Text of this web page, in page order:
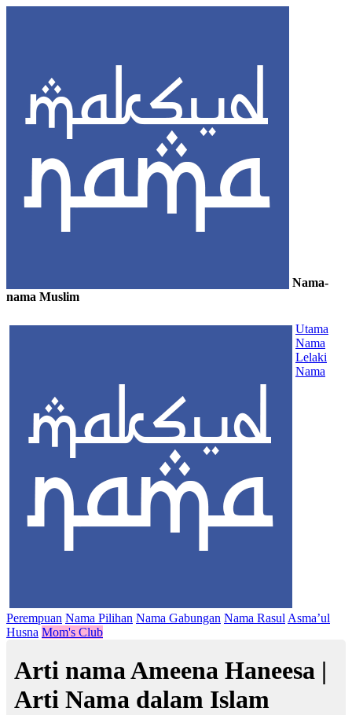
Nama-
nama Muslim
Utama
Nama
Lelaki
Nama
Perempuan Nama Pilihan Nama Gabungan Nama Rasul Asma’ul
Husna Mom's Club
Arti nama Ameena Haneesa |
Arti Nama dalam Islam